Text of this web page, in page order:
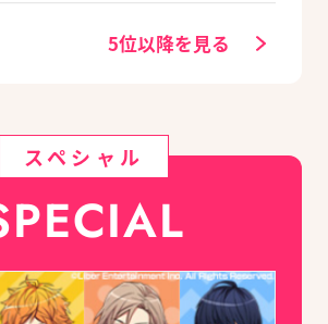
5位以降を見る
スペシャル